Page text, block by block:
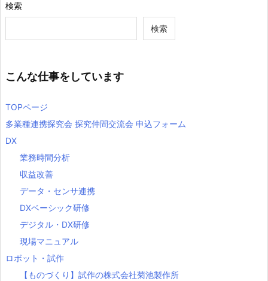
検索
検索
こんな仕事をしています
TOPページ
多業種連携探究会 探究仲間交流会 申込フォーム
DX
業務時間分析
収益改善
データ・センサ連携
DXベーシック研修
デジタル・DX研修
現場マニュアル
ロボット・試作
【ものづくり】試作の株式会社菊池製作所